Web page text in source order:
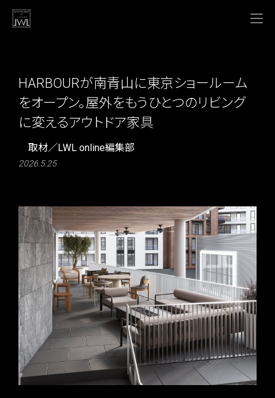
HARBOURが南青山に東京ショールーム
をオープン。屋外をもうひとつのリビング
に変えるアウトドア家具
取材／LWL online編集部
2026.5.25